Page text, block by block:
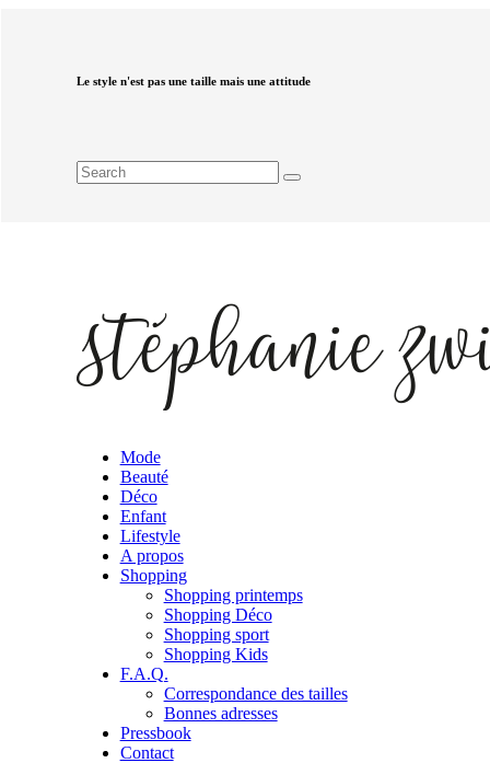
Le style n'est pas une taille mais une attitude
Mode
Beauté
Déco
Enfant
Lifestyle
A propos
Shopping
Shopping printemps
Shopping Déco
Shopping sport
Shopping Kids
F.A.Q.
Correspondance des tailles
Bonnes adresses
Pressbook
Contact